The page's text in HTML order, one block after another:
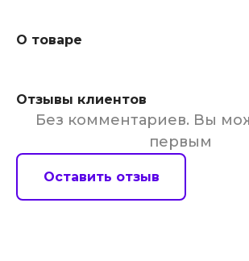
О товаре
Отзывы клиентов
Без комментариев. Вы
первым
Оставить отзыв